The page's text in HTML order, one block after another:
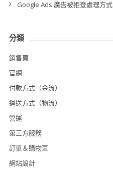
Google Ads 廣告被拒登處理方式
分類
銷售頁
官網
付款方式（金流）
運送方式（物流）
營運
第三方服務
訂單＆購物車
網站設計